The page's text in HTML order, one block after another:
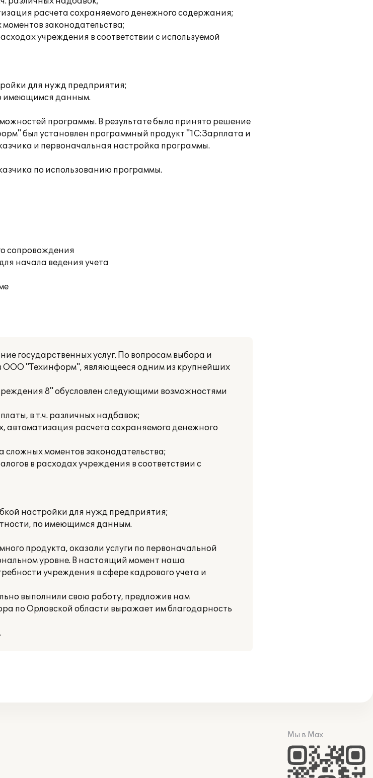
расчета сохраняемого денежного содержания;
законодательства;
учреждения в соответствии с используемой
для нужд предприятия;
имеющимся данным.
программы. В результате было принято решение
был установлен программный продукт "1С:Зарплата и
и первоначальная настройка программы.
по использованию программы.
сопровождения
начала ведения учета
государственных услуг. По вопросам выбора и
ООО "Техинформ", являющееся одним из крупнейших
8" обусловлен следующими возможностями
в т.ч. различных надбавок;
расчета сохраняемого денежного
сложных моментов законодательства;
в расходах учреждения в соответствии с
настройки для нужд предприятия;
по имеющимся данным.
продукта, оказали услуги по первоначальной
уровне. В настоящий момент наша
учреждения в сфере кадрового учета и
выполнили свою работу, предложив нам
по Орловской области выражает им благодарность
Мы в Max